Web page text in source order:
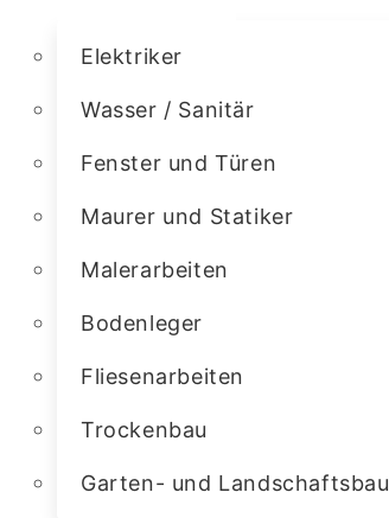
Elektriker
Wasser / Sanitär
Fenster und Türen
Maurer und Statiker
Malerarbeiten
Bodenleger
Fliesenarbeiten
Trockenbau
Garten- und Landschaftsbau